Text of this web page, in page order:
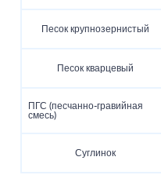
Песок крупнозернистый
Песок кварцевый
ПГС (песчанно-гравийная
смесь)
Суглинок